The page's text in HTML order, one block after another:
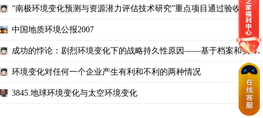
“南极环境变化预测与资源潜力评估技术研究”重点项目通过验收
中国地质环境公报2007
成功的悖论：剧烈环境变化下的战略持久性原因——基于档案和实验
环境变化对任何一个企业产生有利和不利的两种情况
3845.地球环境变化与太空环境变化